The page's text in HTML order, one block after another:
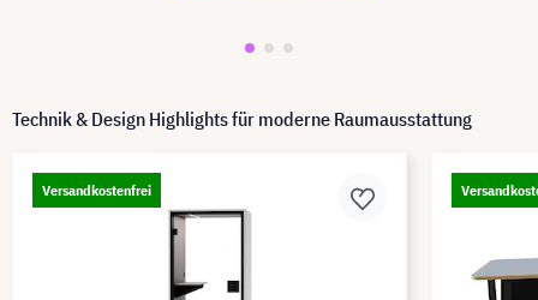
Technik & Design Highlights für moderne Raumausstattung
Versandkostenfrei